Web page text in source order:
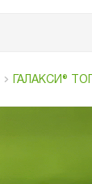
ГАЛАКСИ® ТОП